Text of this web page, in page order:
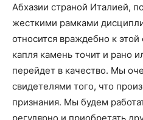
Абхазии страной Италией,
жесткими рамками
относится враждебно к
капля камень точит и рано
перейдет в качество. Мы
свидетелями того, что
признания. Мы будем
регулярно и приобретать